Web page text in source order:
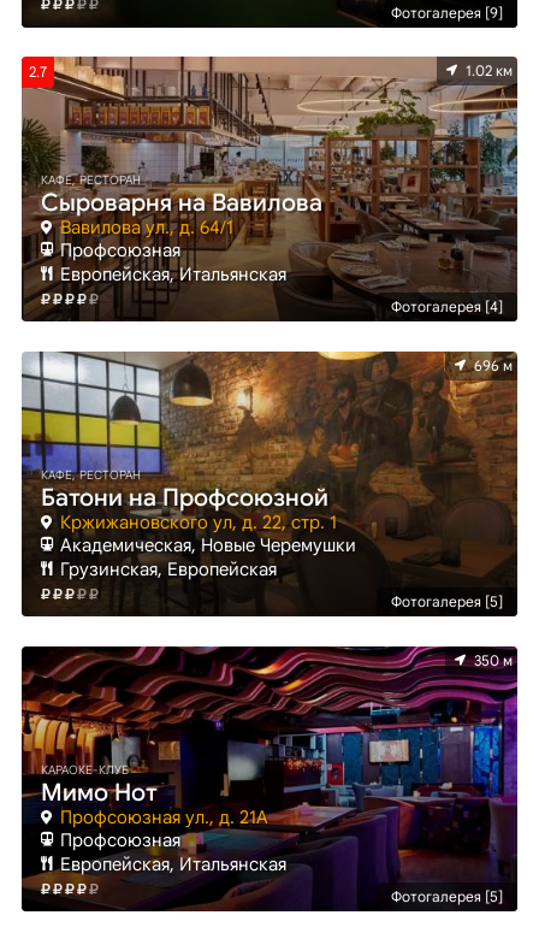
Фотогалерея [9]
2.7
Фотогалерея [4]
1.02 км
КАФЕ, РЕСТОРАН
Сыроварня на Вавилова
Вавилова ул., д. 64/1
Профсоюзная
Европейская, Итальянская
Фотогалерея [5]
696 м
КАФЕ, РЕСТОРАН
Батони на Профсоюзной
Кржижановского ул, д. 22, стр. 1
Академическая, Новые Черемушки
Грузинская, Европейская
Фотогалерея [5]
350 м
КАРАОКЕ-КЛУБ
Мимо Нот
Профсоюзная ул., д. 21А
Профсоюзная
Европейская, Итальянская